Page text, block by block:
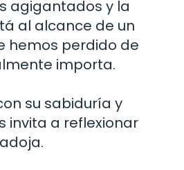
agigantados y la
al alcance de un
hemos perdido de
importa.
su sabiduría y
invita a reflexionar